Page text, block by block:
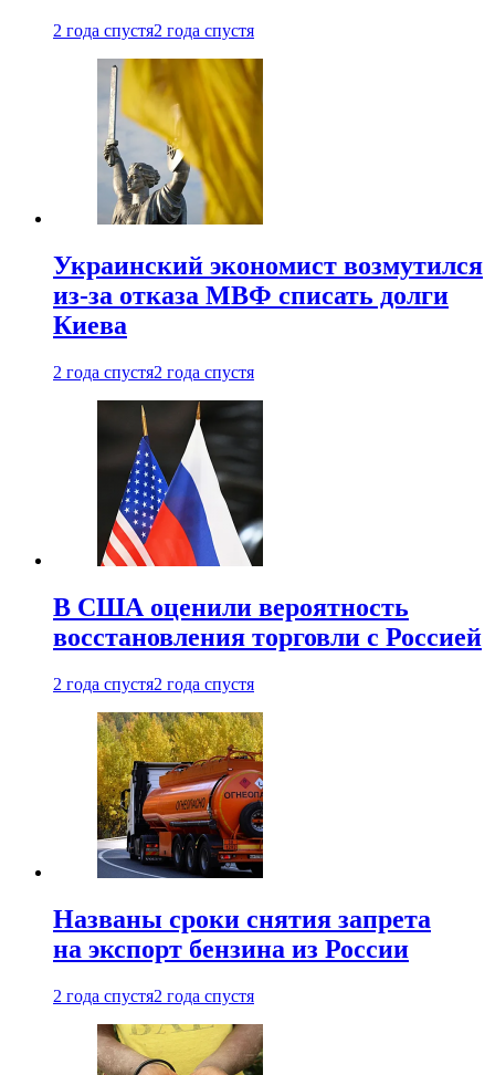
2 года спустя2 года спустя
Украинский экономист возмутился
из-за отказа МВФ списать долги
Киева
2 года спустя2 года спустя
В США оценили вероятность
восстановления торговли с Россией
2 года спустя2 года спустя
Названы сроки снятия запрета
на экспорт бензина из России
2 года спустя2 года спустя